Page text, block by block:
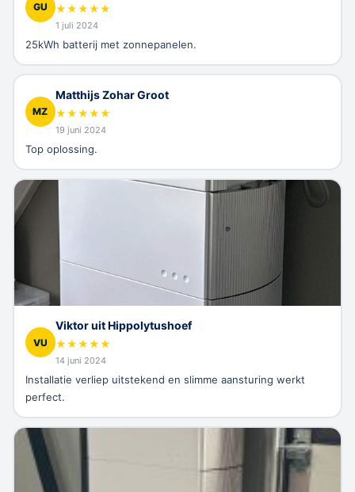
GU ★★★★★
1 juli 2024
25kWh batterij met zonnepanelen.
MZ
Matthijs Zohar Groot
★★★★★
19 juni 2024
Top oplossing.
VU
Viktor uit Hippolytushoef
★★★★★
14 juni 2024
Installatie verliep uitstekend en slimme aansturing werkt
perfect.